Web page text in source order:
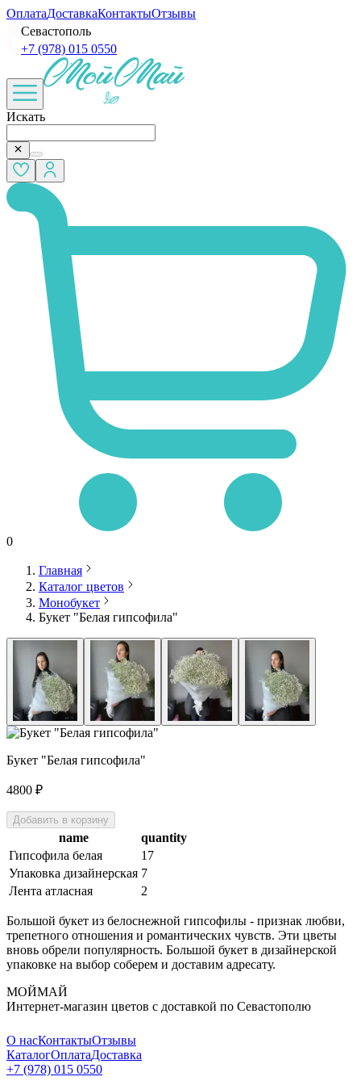
ОплатаДоставкаКонтактыОтзывы
Севастополь
+7 (978) 015 0550
Искать
0
Главная
Каталог цветов
Монобукет
Букет "Белая гипсофила"
Букет "Белая гипсофила"
4800 ₽
Добавить в корзину
name
quantity
Гипсофила белая
17
Упаковка дизайнерская 7
Лента атласная
2
Большой букет из белоснежной гипсофилы - признак любви,
трепетного отношения и романтических чувств. Эти цветы
вновь обрели популярность. Большой букет в дизайнерской
упаковке на выбор соберем и доставим адресату.
МОЙМАЙ
Интернет-магазин цветов с доставкой по Севастополю
О насКонтактыОтзывы
КаталогОплатаДоставка
+7 (978) 015 0550